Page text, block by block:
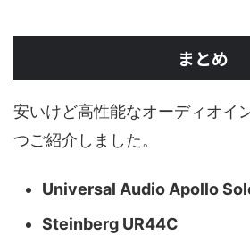
まとめ
安いけど高性能なオーディオイ
つご紹介しました。
Universal Audio Apollo
Steinberg UR44C